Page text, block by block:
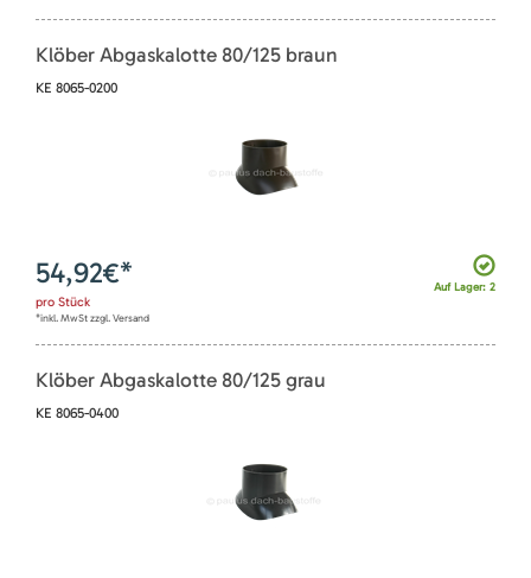
Klöber Abgaskalotte 80/125 braun
KE 8065-0200
Auf Lager: 2
54,92€*
pro Stück
*inkl. MwSt zzgl. Versand
Klöber Abgaskalotte 80/125 grau
KE 8065-0400